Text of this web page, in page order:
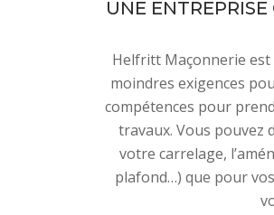
UNE
Helfritt Maçonnerie
moindres exigences
compétences pour
travaux. Vous pouvez
votre carrelage,
plafond…) que pour